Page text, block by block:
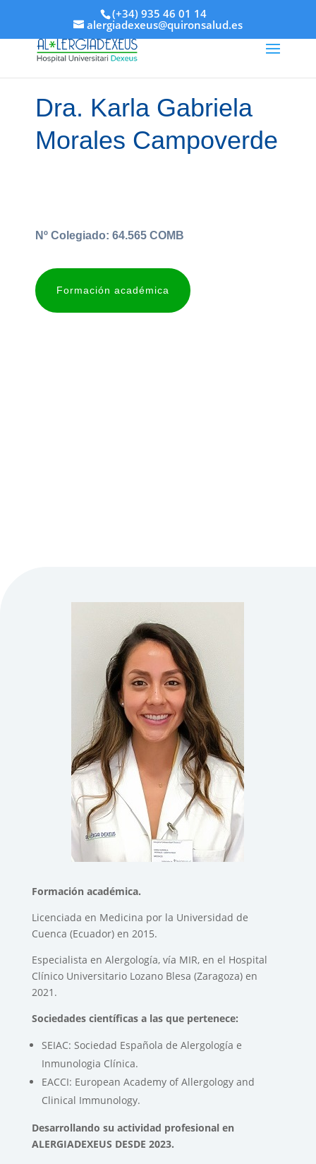
(+34) 935 46 01 14
alergiadexeus@quironsalud.es
Dra. Karla Gabriela
Morales Campoverde
Nº Colegiado: 64.565 COMB
Formación académica
Formación académica.
Licenciada en Medicina por la Universidad de
Cuenca (Ecuador) en 2015.
Especialista en Alergología, vía MIR, en el Hospital
Clínico Universitario Lozano Blesa (Zaragoza) en
2021.
Sociedades científicas a las que pertenece:
SEIAC: Sociedad Española de Alergología e
Inmunologia Clínica.
EACCI: European Academy of Allergology and
Clinical Immunology.
Desarrollando su actividad profesional en
ALERGIADEXEUS DESDE 2023.